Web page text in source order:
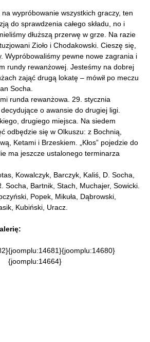
na wypróbowanie wszystkich graczy, ten
do sprawdzenia całego składu, no i
dłuższą przerwę w grze. Na razie
Zioło i Chodakowski. Cieszę się,
Wypróbowaliśmy pewne nowe zagrania i
rundy rewanżowej. Jesteśmy na dobrej
zająć drugą lokatę – mówił po meczu
Socha.
runda rewanżowa. 29. stycznia
o awansie do drugiej ligi.
drugiego miejsca. Na siedem
odbędzie się w Olkuszu: z Bochnią,
Ketami i Brzeskiem. „Kłos” pojedzie do
ma jeszcze ustalonego terminarza
Kowalczyk, Barczyk, Kaliś, D. Socha,
Socha, Bartnik, Stach, Muchajer, Sowicki.
Popek, Mikuła, Dąbrowski,
Kubiński, Uracz.
{joomplu:14664}